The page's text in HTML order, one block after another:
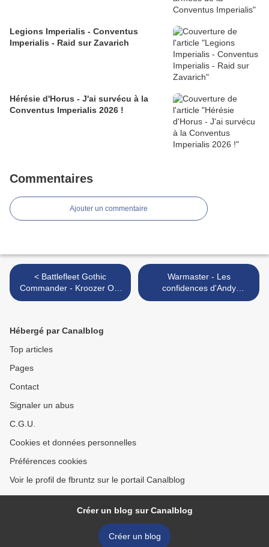
Legions Imperialis - Conventus
Imperialis - Raid sur Zavarich
Hérésie d'Horus - J'ai survécu à la
Conventus Imperialis 2026 !
Commentaires
Ajouter un commentaire
< Battlefleet Gothic
Commander - Kroozer Ork
(deuxième !)
Warmaster - Les
confidences d'Andy
Chambers >
Hébergé par Canalblog
Top articles
Pages
Contact
Signaler un abus
C.G.U.
Cookies et données personnelles
Préférences cookies
Voir le profil de fbruntz sur le portail Canalblog
Créer un blog sur Canalblog
Créer un blog